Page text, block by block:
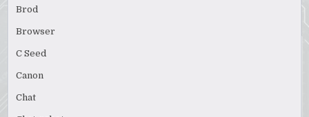
Brod
Browser
C Seed
Canon
Chat